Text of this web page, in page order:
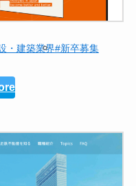
・建築業界#新卒募集